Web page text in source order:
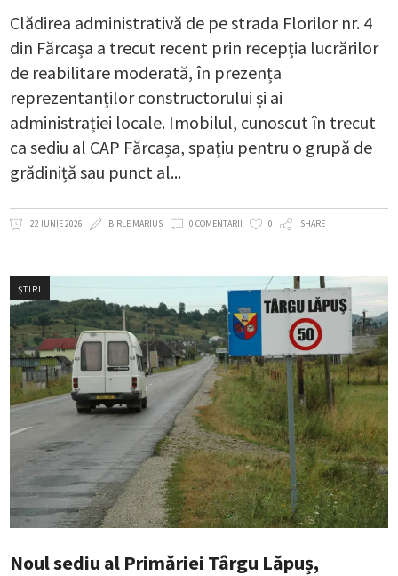
Clădirea administrativă de pe strada Florilor nr. 4
din Fărcașa a trecut recent prin recepția lucrărilor
de reabilitare moderată, în prezența
reprezentanților constructorului și ai
administrației locale. Imobilul, cunoscut în trecut
ca sediu al CAP Fărcașa, spațiu pentru o grupă de
grădiniță sau punct al
22 IUNIE 2026 BIRLE MARIUS 0 COMENTARII 0 SHARE
ȘTIRI
Noul sediu al Primăriei Târgu Lăpuș,